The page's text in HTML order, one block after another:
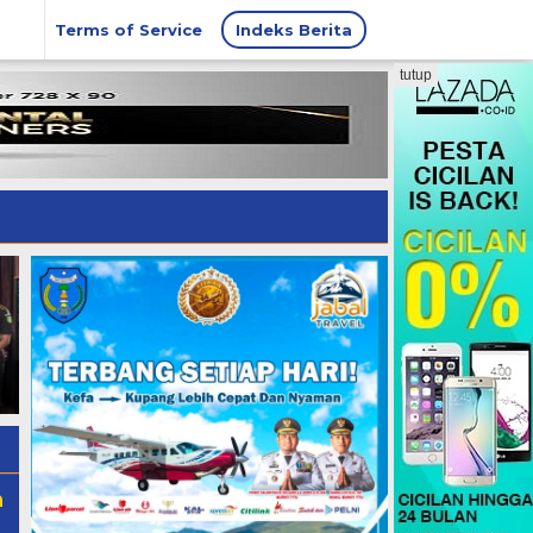
Terms of Service Indeks Berita
tutup
Hore! Pertamina Turunkan
Harga BBM Non-subsidi di
Agustus Hari Ini
Pertamina Edukasi
Penggunaan LPG Aman di
Jambore Daerah Pramuka X
NTT 2026